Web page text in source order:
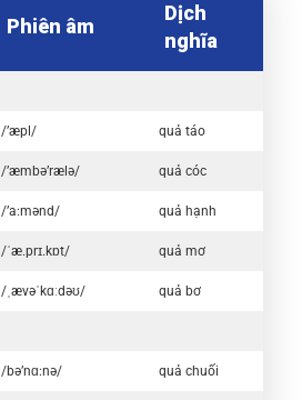
Phiên âm
Dịch
nghĩa
/’æpl/ quả táo
/’æmbə’rælə/ quả cóc
/’a:mənd/ quả hạnh
/ˈæ.prɪ.kɒt/ quả mơ
/ˌævəˈkɑːdəʊ/ quả bơ
/bə’nɑ:nə/ quả chuối